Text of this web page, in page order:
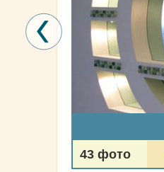
43 фото